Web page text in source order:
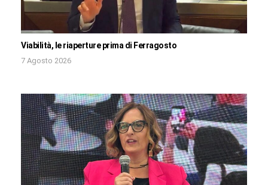
Viabilità, le riaperture prima di Ferragosto
7 Agosto 2026